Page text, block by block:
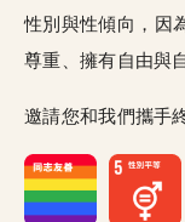
性別與性傾向，因
尊重、擁有自由與
邀請您和我們攜手